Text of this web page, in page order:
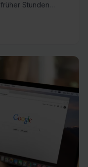
Stunden